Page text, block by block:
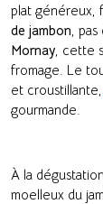
plat généreux,
de jambon ,
Mornay , cette
fromage. Le
et croustillante,
gourmande.
À la
moelleux du